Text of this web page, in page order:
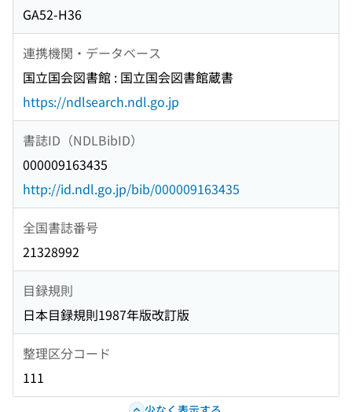
GA52-H36
連携機関・データベース
国立国会図書館 : 国立国会図書館蔵書
https://ndlsearch.ndl.go.jp
書誌ID（NDLBibID）
000009163435
http://id.ndl.go.jp/bib/000009163435
全国書誌番号
21328992
目録規則
日本目録規則1987年版改訂版
整理区分コード
111